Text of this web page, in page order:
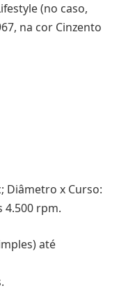
(no caso,
na cor Cinzento
Diâmetro x Curso:
4.500 rpm.
até